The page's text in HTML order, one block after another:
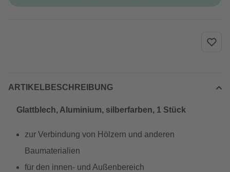
ARTIKELBESCHREIBUNG
Glattblech, Aluminium, silberfarben, 1 Stück
zur Verbindung von Hölzern und anderen
Baumaterialien
für den innen- und Außenbereich